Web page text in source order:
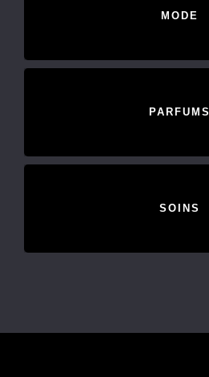
MODE
PARFUMS
SOINS